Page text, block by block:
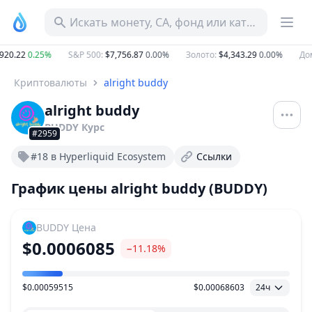
Искать монету, CA, фонд или категорию
0.25% S&P 500:$7,756.870.00% Золото:$4,343.290.00%
Криптовалюты alright buddy
#2959
alright buddy
BUDDY Курс
#18 в Hyperliquid Ecosystem Ссылки
График цены alright buddy (BUDDY)
BUDDY Цена
$0.0006085 −11.18%
Ценовой диапазон
$0.00059515 $0.00068603 24ч